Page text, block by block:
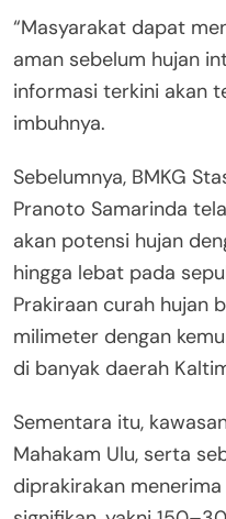
“Masyarakat dapat
aman sebelum hujan
informasi terkini akan
imbuhnya.
Sebelumnya, BMKG
Pranoto Samarinda
akan potensi hujan
hingga lebat pada
Prakiraan curah hujan
milimeter dengan
di banyak daerah
Sementara itu,
Mahakam Ulu, serta
diprakirakan